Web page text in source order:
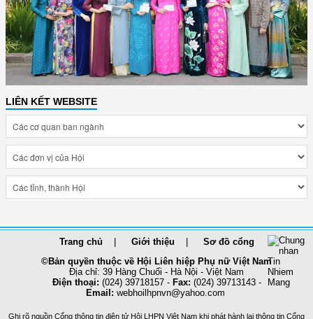
LIÊN KẾT WEBSITE
Trang chủ Giới thiệu
Sơ đồ cổng
©Bản quyền thuộc về Hội Liên hiệp Phụ nữ Việt Nam
Địa chỉ: 39 Hàng Chuối - Hà Nội - Việt Nam
Điện thoại: (024) 39718157 - Fax: (024) 39713143 -
Email: webhoilhpnvn@yahoo.com
Ghi rõ nguồn Cổng thông tin điện tử Hội LHPN Việt Nam khi phát hành lại thông tin Cổng